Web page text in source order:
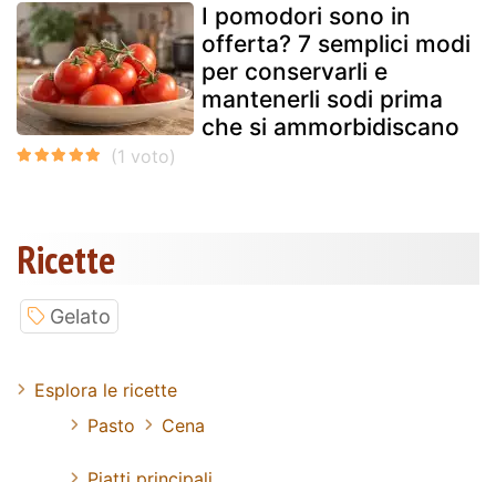
I pomodori sono in
offerta? 7 semplici modi
per conservarli e
mantenerli sodi prima
che si ammorbidiscano
Ricette
Gelato
Esplora le ricette
Pasto
Cena